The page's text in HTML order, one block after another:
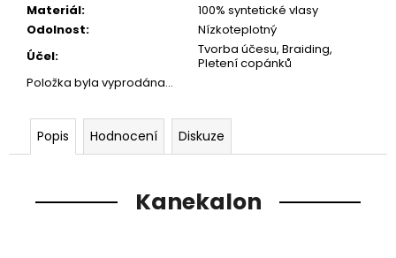
Materiál:
100% syntetické vlasy
Odolnost:
Nízkoteplotný
Účel:
Tvorba účesu, Braiding,
Pletení copánků
Položka byla vyprodána…
Popis Hodnocení Diskuze
Kanekalon